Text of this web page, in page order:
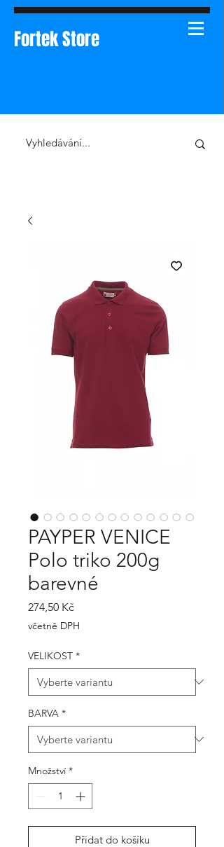
Fortek Store
PAYPER VENICE
Polo triko 200g
barevné
274,50 KčCena
včetně DPH
VELIKOST *
BARVA *
Množství *
Přidat do košíku